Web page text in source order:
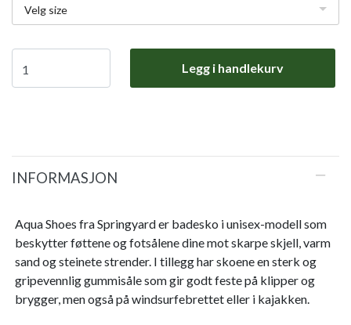
Velg size
Legg i handlekurv
INFORMASJON
Aqua Shoes fra Springyard er badesko i unisex-modell som
beskytter føttene og fotsålene dine mot skarpe skjell, varm
sand og steinete strender. I tillegg har skoene en sterk og
gripevennlig gummisåle som gir godt feste på klipper og
brygger, men også på windsurfebrettet eller i kajakken.